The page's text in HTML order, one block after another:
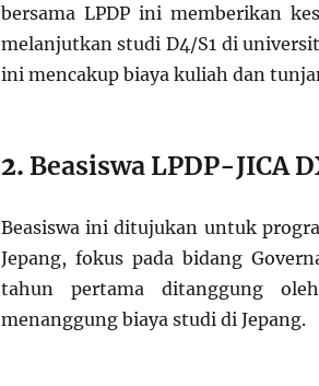
bersama LPDP ini memberikan
melanjutkan studi D4/S1 di
ini mencakup biaya kuliah dan
2. Beasiswa LPDP-JICA
Beasiswa ini ditujukan untuk
Jepang, fokus pada bidang
tahun pertama ditanggung
menanggung biaya studi di Jepang.